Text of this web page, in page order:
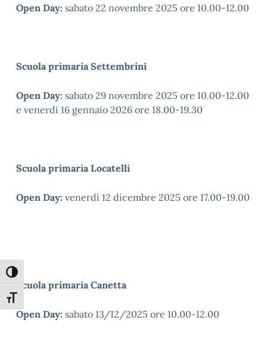
Attiva/disattiva alto contrasto
Attiva/disattiva dimensione testo
Open Day: sabato 22 novembre 2025 ore 10.00-12.00
Scuola primaria Settembrini
Open Day: sabato 29 novembre 2025 ore 10.00-12.00
e venerdì 16 gennaio 2026 ore 18.00-19.30
Scuola primaria Locatelli
Open Day: venerdì 12 dicembre 2025 ore 17.00-19.00
Scuola primaria Canetta
Open Day: sabato 13/12/2025 ore 10.00-12.00